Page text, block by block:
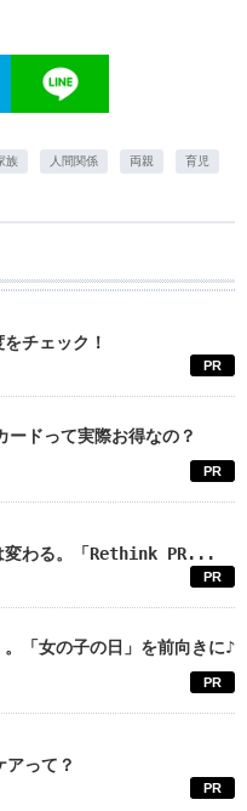
族 人間関係 両親 育児
チェック！
PR
ードって実際お得なの？
PR
変わる。「Rethink PR...
PR
「女の子の日」を前向きに♪
PR
アって？
PR